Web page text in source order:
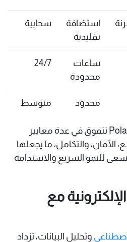
استضافة
تقليدية
سحابية
ساعات
محدودة
24/7
محدود متوسط
يوضح الجدول أن PolarisMAX تتفوق في عدة معايير
الأمان، والتكامل، ما يجعلها
للنمو السريع والاستدامة
مع
وتحليل البيانات، تزداد